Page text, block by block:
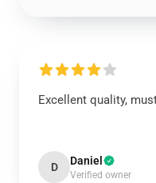
Excellent quality,
D Daniel
Verified owner